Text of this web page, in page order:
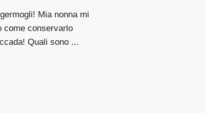
Mia nonna mi
come conservarlo
Quali sono ...